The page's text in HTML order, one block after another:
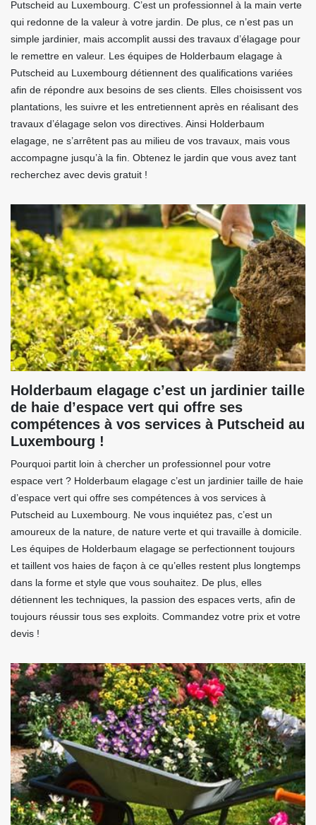
Putscheid au Luxembourg. C’est un professionnel à la main verte
qui redonne de la valeur à votre jardin. De plus, ce n’est pas un
simple jardinier, mais accomplit aussi des travaux d’élagage pour
le remettre en valeur. Les équipes de Holderbaum elagage à
Putscheid au Luxembourg détiennent des qualifications variées
afin de répondre aux besoins de ses clients. Elles choisissent vos
plantations, les suivre et les entretiennent après en réalisant des
travaux d’élagage selon vos directives. Ainsi Holderbaum
elagage, ne s’arrêtent pas au milieu de vos travaux, mais vous
accompagne jusqu’à la fin. Obtenez le jardin que vous avez tant
recherchez avec devis gratuit !
Holderbaum elagage c’est un jardinier taille
de haie d’espace vert qui offre ses
compétences à vos services à Putscheid au
Luxembourg !
Pourquoi partit loin à chercher un professionnel pour votre
espace vert ? Holderbaum elagage c’est un jardinier taille de haie
d’espace vert qui offre ses compétences à vos services à
Putscheid au Luxembourg. Ne vous inquiétez pas, c’est un
amoureux de la nature, de nature verte et qui travaille à domicile.
Les équipes de Holderbaum elagage se perfectionnent toujours
et taillent vos haies de façon à ce qu’elles restent plus longtemps
dans la forme et style que vous souhaitez. De plus, elles
détiennent les techniques, la passion des espaces verts, afin de
toujours réussir tous ses exploits. Commandez votre prix et votre
devis !